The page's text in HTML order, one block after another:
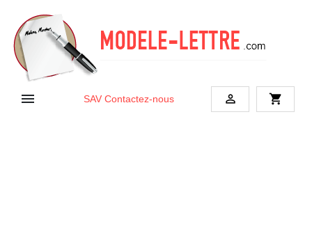
 SAV Contactez-nous  shopping_cart